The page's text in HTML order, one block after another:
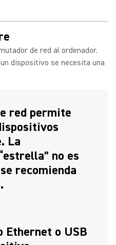
de red al ordenador.
dispositivo se necesita una
red permite
La
no es
recomienda
Ethernet o USB